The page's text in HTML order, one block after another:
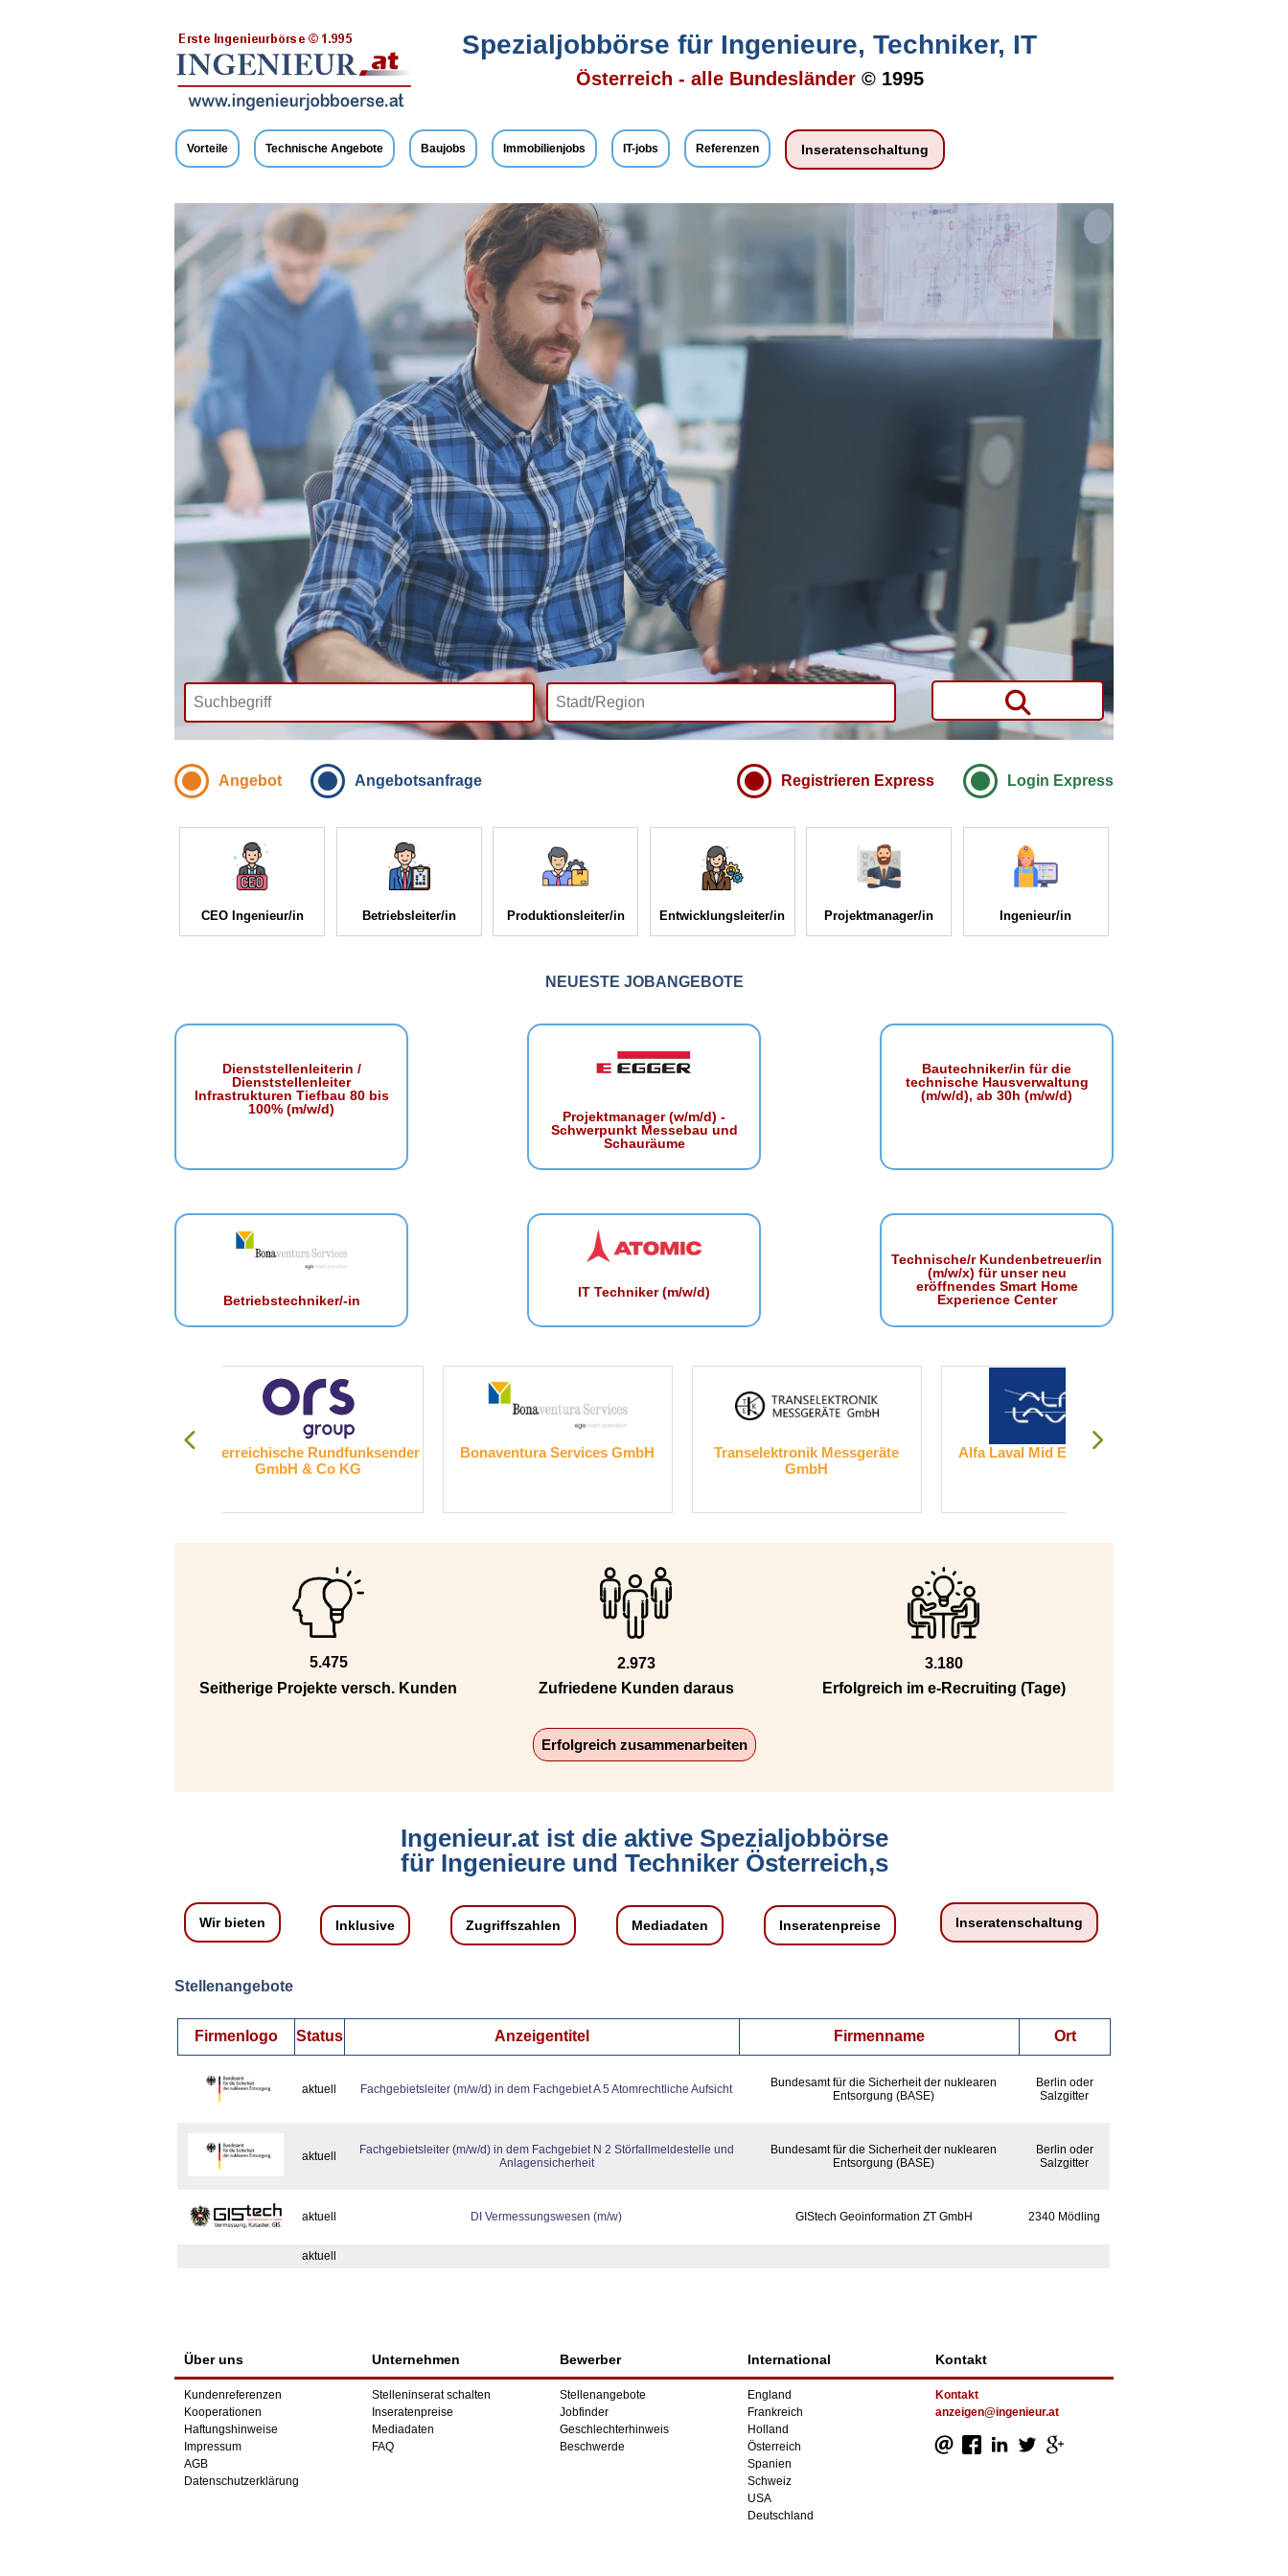
Spezialjobbörse für Ingenieure, Techniker, IT
Österreich - alle Bundesländer © 1995
Vorteile Technische Angebote Baujobs Immobilienjobs IT-jobs Referenzen Inseratenschaltung
Angebot Angebotsanfrage Registrieren Express Login Express
CEO Ingenieur/in Betriebsleiter/in Produktionsleiter/in Entwicklungsleiter/in Projektmanager/in Ingenieur/in
NEUESTE JOBANGEBOTE
Dienststellenleiterin /
Dienststellenleiter
Infrastrukturen Tiefbau 80 bis
100% (m/w/d)
Projektmanager (w/m/d) -
Schwerpunkt Messebau und
Schauräume
Bautechniker/in für die
technische Hausverwaltung
(m/w/d), ab 30h (m/w/d)
Betriebstechniker/-in
IT Techniker (m/w/d)
Technische/r Kundenbetreuer/in
(m/w/x) für unser neu
eröffnendes Smart Home
Experience Center
Rundfunksender
Bonaventura Services GmbH
Transelektronik Messgeräte
Alfa Laval Mid Europe GmbH
INTERGEO Umwelttechnologie
5.475
Seitherige Projekte versch. Kunden
2.973
Zufriedene Kunden daraus
3.180
Erfolgreich im e-Recruiting (Tage)
Erfolgreich zusammenarbeiten
Ingenieur.at ist die aktive Spezialjobbörse
für Ingenieure und Techniker Österreich,s
Wir bieten Inklusive Zugriffszahlen Mediadaten Inseratenpreise Inseratenschaltung
Stellenangebote
Firmenlogo Status Anzeigentitel Firmenname Ort
aktuell Fachgebietsleiter (m/w/d) in dem Fachgebiet A 5 Atomrechtliche Aufsicht
Bundesamt für die Sicherheit der nuklearen
Entsorgung (BASE)
Berlin oder
Salzgitter
aktuell
Fachgebietsleiter (m/w/d) in dem Fachgebiet N 2 Störfallmeldestelle und
Anlagensicherheit
Bundesamt für die Sicherheit der nuklearen
Entsorgung (BASE)
Berlin oder
Salzgitter
aktuell DI Vermessungswesen (m/w) GIStech Geoinformation ZT GmbH 2340 Mödling
aktuell
Über uns
Kundenreferenzen
Kooperationen
Haftungshinweise
Impressum
AGB
Datenschutzerklärung
Unternehmen
Stelleninserat schalten
Inseratenpreise
Mediadaten
FAQ
Bewerber
Stellenangebote
Jobfinder
Geschlechterhinweis
Beschwerde
International
England
Frankreich
Holland
Österreich
Spanien
Schweiz
USA
Deutschland
Kontakt
Kontakt
anzeigen@ingenieur.at